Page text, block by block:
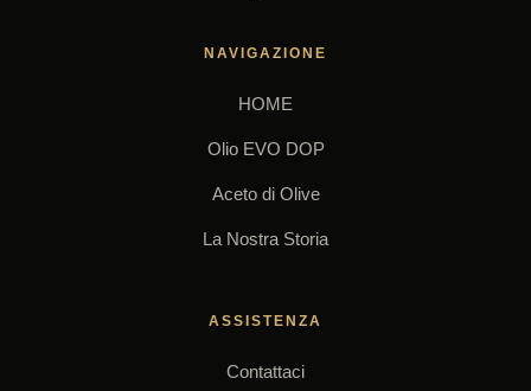
NAVIGAZIONE
HOME
Olio EVO DOP
Aceto di Olive
La Nostra Storia
ASSISTENZA
Contattaci